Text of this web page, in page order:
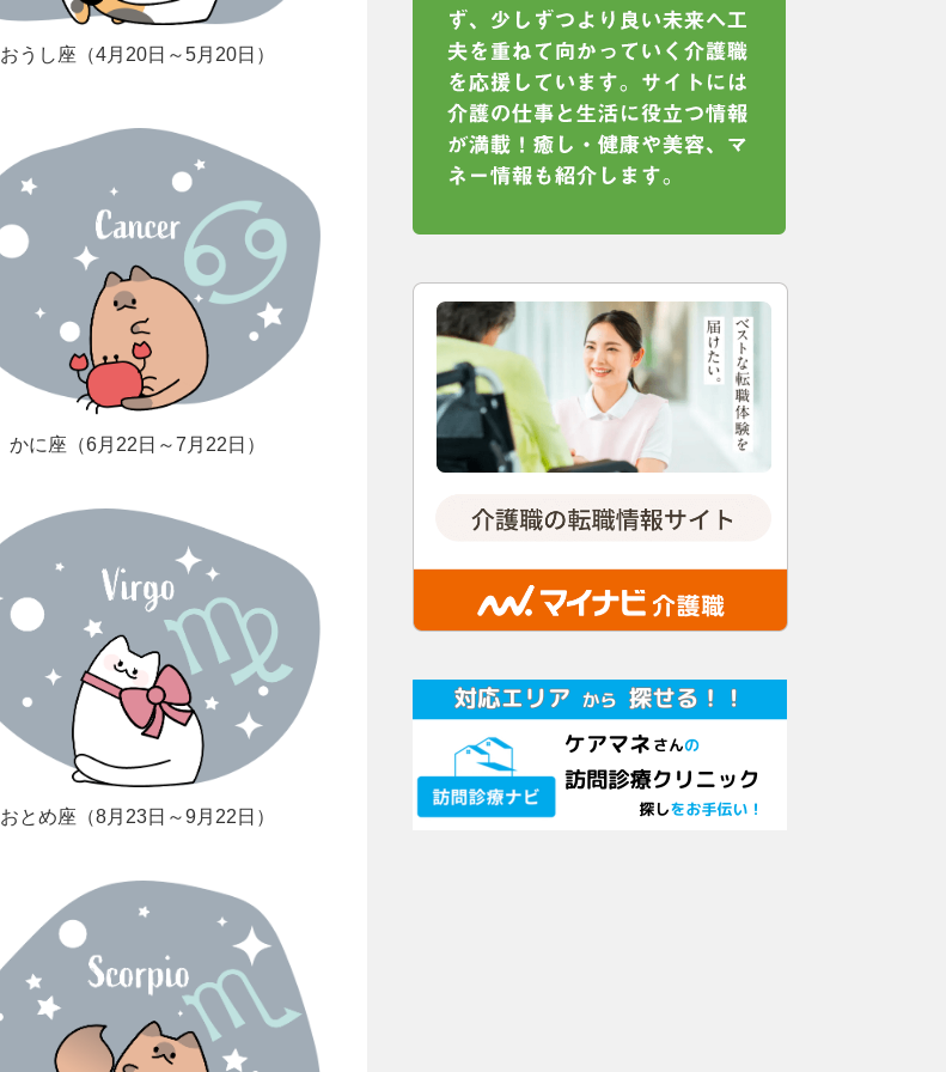
おうし座（4月20日～5月20日）
かに座（6月22日～7月22日）
おとめ座（8月23日～9月22日）